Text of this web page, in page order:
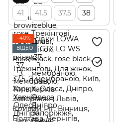
41
41.5 37.5 38
−40%
ВІДЕО